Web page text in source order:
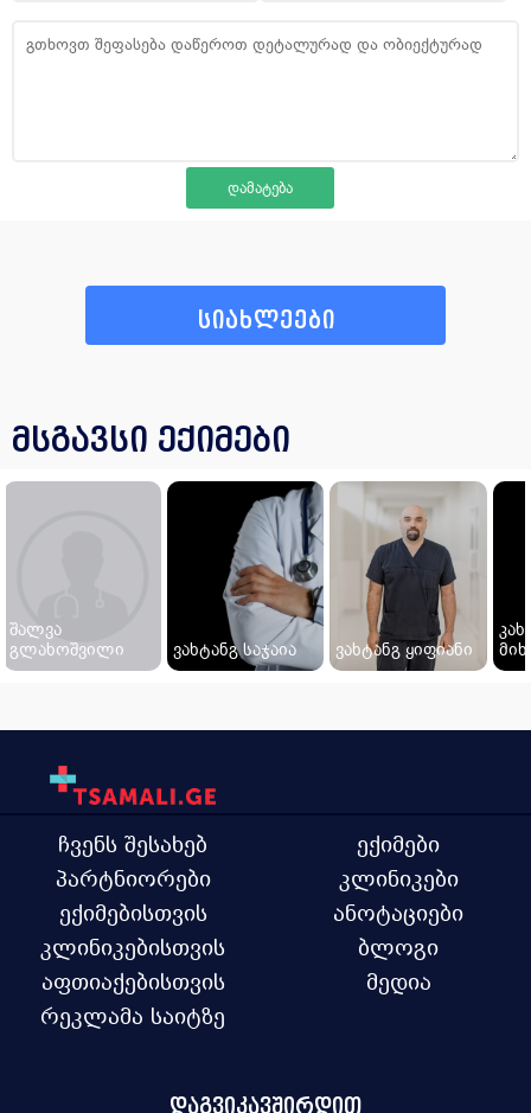
სიახლეები
მსგავსი ექიმები
შალვა
გლახოშვილი
ვახტანგ საჯაია ვახტანგ ყიფიანი
ჩვენს შესახებ
პარტნიორები
ექიმებისთვის
კლინიკებისთვის
აფთიაქებისთვის
რეკლამა საიტზე
ექიმები
კლინიკები
ანოტაციები
ბლოგი
მედია
დაგვიკავშირდით